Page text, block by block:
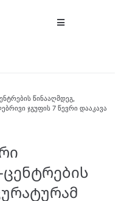
წინააღმდეგ,
ჯგუფის 7 წევრი დააკავა